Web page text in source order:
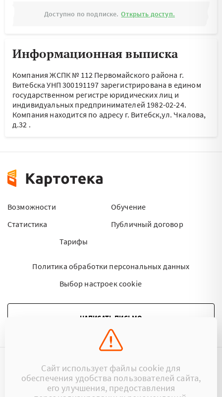
Доступно по подписке. Открыть доступ.
Информационная выписка
Компания ЖСПК № 112 Первомайского района г.
Витебска УНП 300191197 зарегистрирована в едином
государственном регистре юридических лиц и
индивидуальных предпринимателей 1982-02-24.
Компания находится по адресу г. Витебск,ул. Чкалова,
д.32 .
Возможности
Статистика
Тарифы
Обучение
Публичный договор
Политика обработки персональных данных
Выбор настроек cookie
НАПИСАТЬ ПИСЬМО
©2015 - 2026 Kartoteka.by Все права защищены.
+375 (29) 17-383-17 ООО «Картотека»
Сайт использует файлы cookie для
обеспечения удобства пользователей сайта,
его улучшения, предоставления